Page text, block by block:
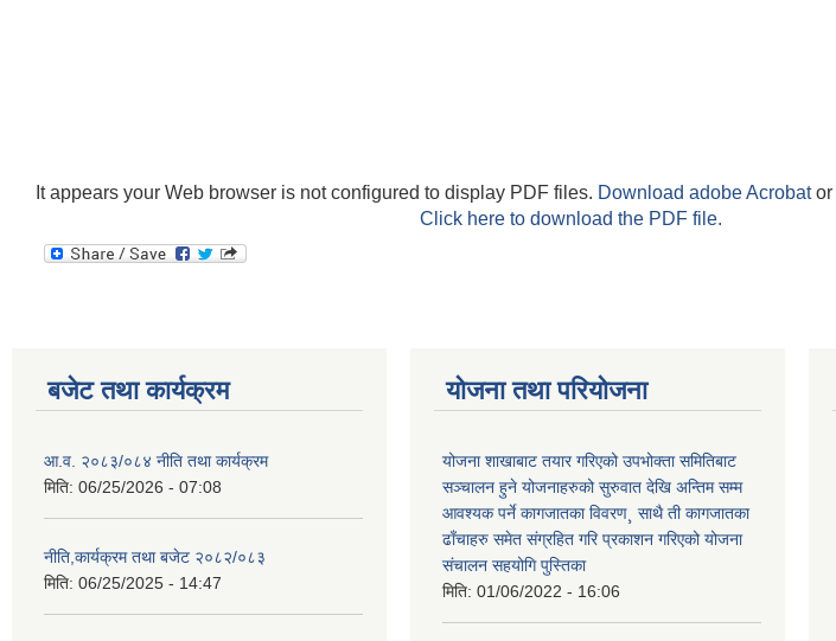
It appears your Web browser is not configured to display PDF files. Download adobe Acrobator
Click here to download the PDF file.
बजेट तथा कार्यक्रम
आ.व. २०८३/०८४ नीति तथा कार्यक्रम
मिति: 06/25/2026 - 07:08
नीति,कार्यक्रम तथा बजेट २०८२/०८३
मिति: 06/25/2025 - 14:47
योजना तथा परियोजना
योजना शाखाबाट तयार गरिएको उपभोक्ता समितिबाट
सञ्चालन हुने योजनाहरुको सुरुवात देखि अन्तिम सम्म
आवश्यक पर्ने कागजातका विवरण¸ साथै ती कागजातका
ढाँचाहरु समेत संग्रहित गरि प्रकाशन गरिएको योजना
संचालन सहयोगि पुस्तिका
मिति: 01/06/2022 - 16:06